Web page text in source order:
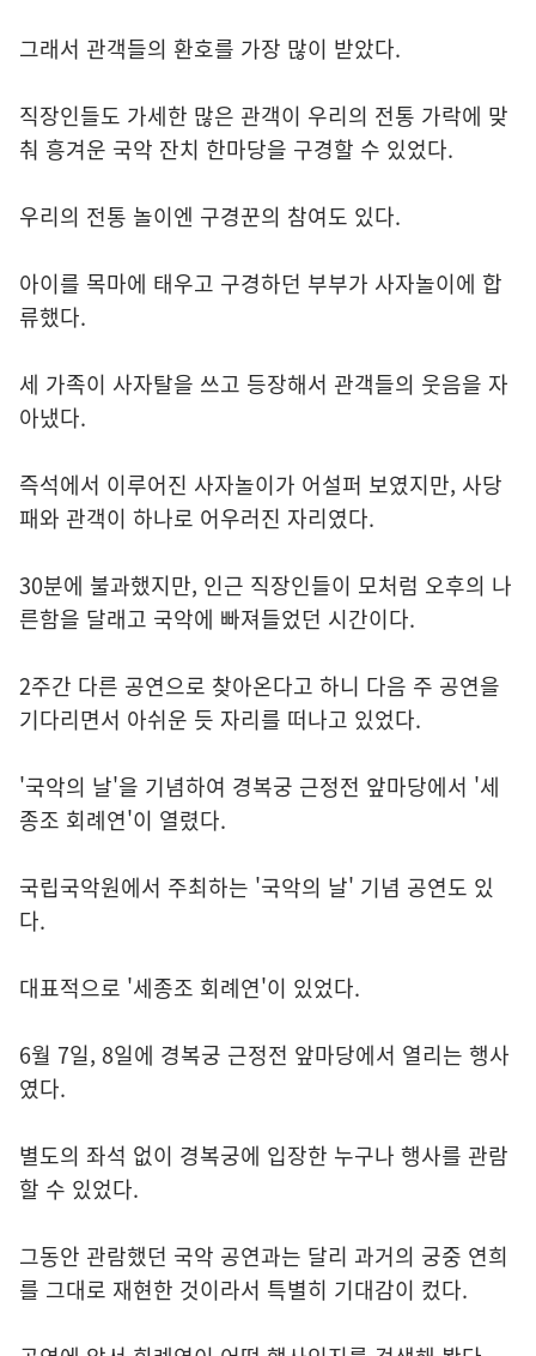
그래서 관객들의 환호를 가장 많이 받았다.
직장인들도 가세한 많은 관객이 우리의 전통 가락에 맞
춰 흥겨운 국악 잔치 한마당을 구경할 수 있었다.
우리의 전통 놀이엔 구경꾼의 참여도 있다.
아이를 목마에 태우고 구경하던 부부가 사자놀이에 합
류했다.
세 가족이 사자탈을 쓰고 등장해서 관객들의 웃음을 자
아냈다.
즉석에서 이루어진 사자놀이가 어설퍼 보였지만, 사당
패와 관객이 하나로 어우러진 자리였다.
30분에 불과했지만, 인근 직장인들이 모처럼 오후의 나
른함을 달래고 국악에 빠져들었던 시간이다.
2주간 다른 공연으로 찾아온다고 하니 다음 주 공연을
기다리면서 아쉬운 듯 자리를 떠나고 있었다.
'국악의 날'을 기념하여 경복궁 근정전 앞마당에서 '세
종조 회례연'이 열렸다.
국립국악원에서 주최하는 '국악의 날' 기념 공연도 있
다.
대표적으로 '세종조 회례연'이 있었다.
6월 7일, 8일에 경복궁 근정전 앞마당에서 열리는 행사
였다.
별도의 좌석 없이 경복궁에 입장한 누구나 행사를 관람
할 수 있었다.
그동안 관람했던 국악 공연과는 달리 과거의 궁중 연희
를 그대로 재현한 것이라서 특별히 기대감이 컸다.